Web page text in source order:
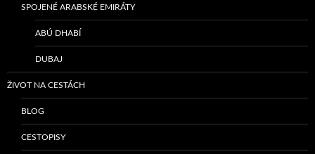
SPOJENÉ ARABSKÉ EMIRÁTY
ABÚ DHABÍ
DUBAJ
ŽIVOT NA CESTÁCH
BLOG
CESTOPISY